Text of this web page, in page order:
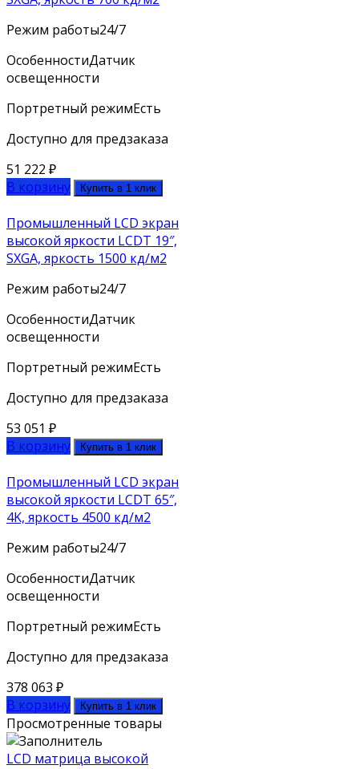
Режим работы24/7
ОсобенностиДатчик
освещенности
Портретный режимЕсть
Доступно для предзаказа
51 222 ₽
В корзину
Купить в 1 клик
Промышленный LCD экран
высокой яркости LCDT 19″,
SXGA, яркость 1500 кд/м2
Режим работы24/7
ОсобенностиДатчик
освещенности
Портретный режимЕсть
Доступно для предзаказа
53 051 ₽
В корзину
Купить в 1 клик
Промышленный LCD экран
высокой яркости LCDT 65″,
4K, яркость 4500 кд/м2
Режим работы24/7
ОсобенностиДатчик
освещенности
Портретный режимЕсть
Доступно для предзаказа
378 063 ₽
В корзину
Купить в 1 клик
Просмотренные товары
LCD матрица высокой